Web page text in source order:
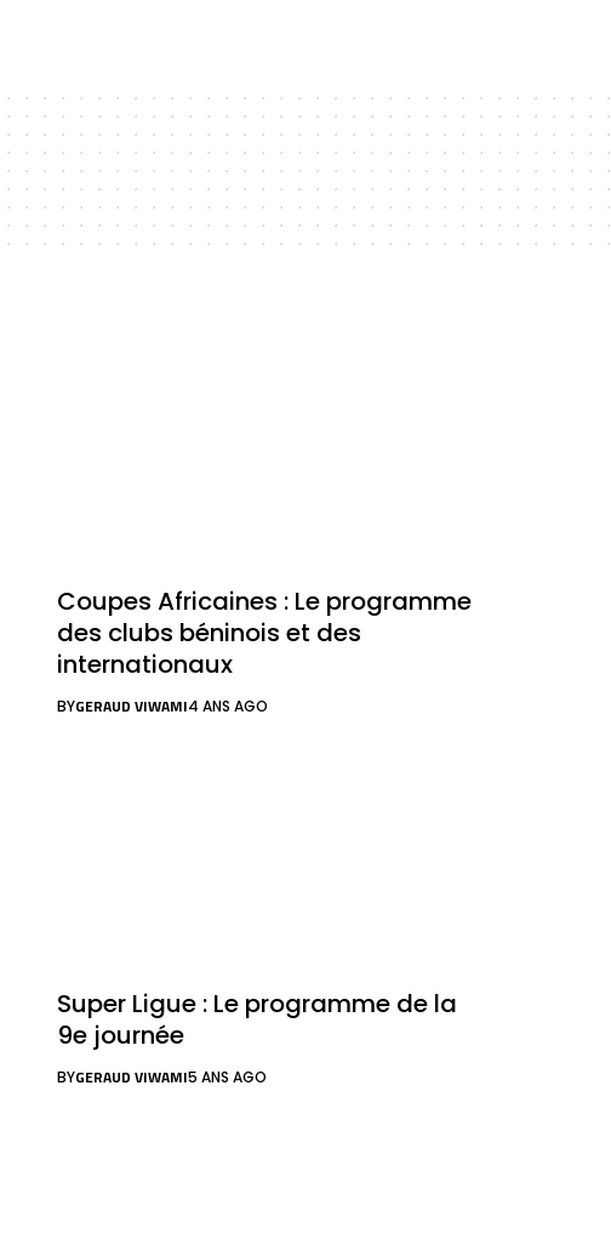
Coupes Africaines : Le programme
des clubs béninois et des
internationaux
BYGERAUD VIWAMI4 ANS AGO
Super Ligue : Le programme de la
9e journée
BYGERAUD VIWAMI5 ANS AGO